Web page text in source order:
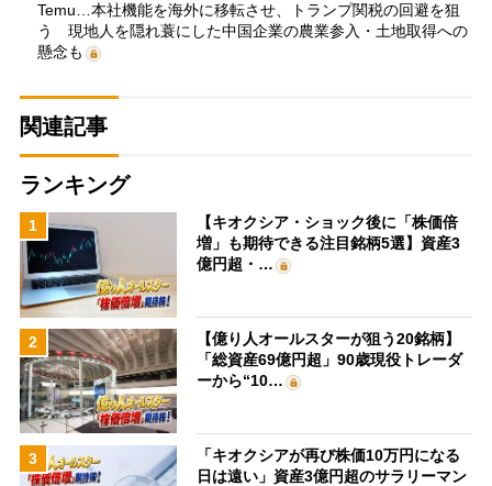
Temu…本社機能を海外に移転させ、トランプ関税の回避を狙
う 現地人を隠れ蓑にした中国企業の農業参入・土地取得への
懸念も
関連記事
ランキング
1
【キオクシア・ショック後に「株価倍
増」も期待できる注目銘柄5選】資産3
億円超・…
2
【億り人オールスターが狙う20銘柄】
「総資産69億円超」90歳現役トレーダ
ーから“10…
3
「キオクシアが再び株価10万円になる
日は遠い」資産3億円超のサラリーマン